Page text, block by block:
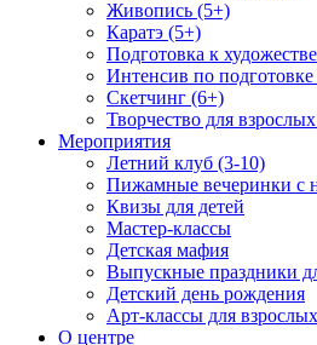
Живопись (5+)
Каратэ (5+)
Подготовка к
Интенсив по
Скетчинг (6+)
Творчество для
Мероприятия
Летний клуб (3-10)
Пижамные вечеринки с
Квизы для детей
Мастер-классы
Детская мафия
Выпускные праздники
Детский день рождения
Арт-классы для
О центре